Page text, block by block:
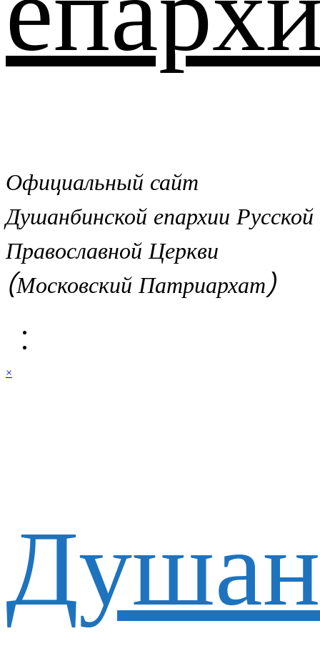
Официальный сайт
Душанбинской епархии Русской
Православной Церкви
(Московский Патриархат)
×